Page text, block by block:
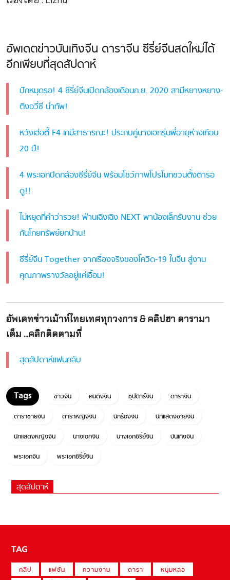
อัพเดตข่าวบันเทิงจีน ดาราจีน ซีรี่ย์จีนสดใหม่ได้
อีกเพียบที่สุดสัปดาห์
ปักหมุดรอ! 4 ซีรี่ย์จีนเปิดกล้องเดือนก.ย. 2020 สามีหยางหยาง-
ติงอวี่ซี นำทัพ!
หวังเฮ่อตี้ F4 เคมีสาธารณะ! ประกบคู่นางเอกรุ่นพี่อายุห่างเกือบ
20 ปี!
4 พระเอกปิดกล้องซีรี่ย์จีน พร้อมโชว์ภาพโปรโมทชวนตั้งตารอ
ดู!!
ไม่หยุดที่คำว่ารวย! ฟ่านเฉิงเฉิง NEXT พาน้องเล็กรับงาน ช่วย
กันโกยทรัพย์ยกบ้าน!
ซีรี่ย์จีน Together จากเรื่องจริงของโควิด-19 ในจีน สู่งาน
คุณภาพรางวัลอยู่แค่เอื้อม!
อัพเดทข่าวเม้าท์ไทยเทศทุกวงการ & คลิปฮา ดารามา
เต็ม ...คลิกติดตามที่
สุดสัปดาห์แฟนคลับ
ข่าวจีน คนดังจีน ซุปตาร์จีน
ดาราจีน
ดาราชายจีน
ดาราหญิงจีน นักร้องจีน
นักแสดงชายจีน
นักแสดงหญิงจีน
นางเอกจีน นางเอกซีรี่ย์จีน
บันเทิงจีน
พระเอกจีน
พระเอกซีรี่ย์จีน
สุดสัปดาห์
TAG
คลิป แฟชั่น ความงาม ดารา
หนุ่มหล่อ